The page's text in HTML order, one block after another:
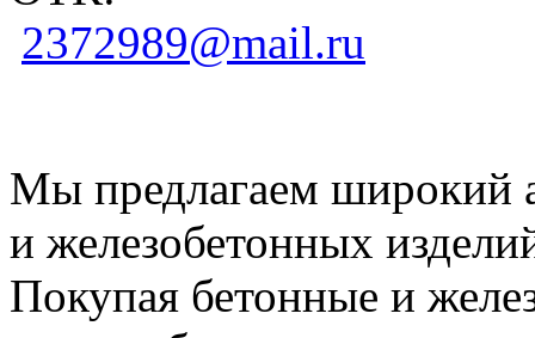
2372989@mail.ru
Мы предлагаем широкий
и железобетонных
Покупая бетонные и